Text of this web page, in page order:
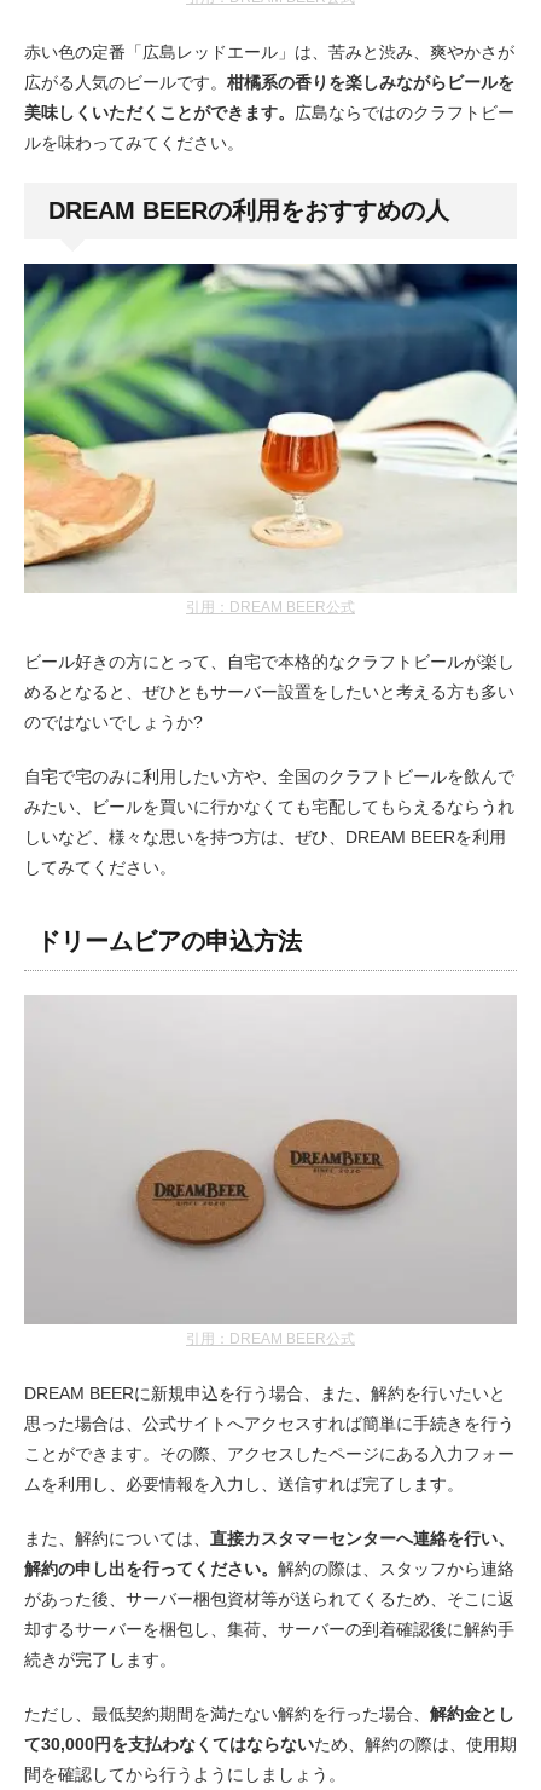
赤い色の定番「広島レッドエール」は、苦みと渋み、爽やかさが
広がる人気のビールです。 柑橘系の香りを楽しみながらビールを
美味しくいただくことができます。 広島ならではのクラフトビー
ルを味わってみてください。
DREAM BEERの利用をおすすめの人
引用：DREAM BEER公式
ビール好きの方にとって、自宅で本格的なクラフトビールが楽し
めるとなると、ぜひともサーバー設置をしたいと考える方も多い
のではないでしょうか?
自宅で宅のみに利用したい方や、全国のクラフトビールを飲んで
みたい、ビールを買いに行かなくても宅配してもらえるならうれ
しいなど、様々な思いを持つ方は、ぜひ、DREAM BEERを利用
してみてください。
ドリームビアの申込方法
引用：DREAM BEER公式
DREAM BEERに新規申込を行う場合、また、解約を行いたいと
思った場合は、公式サイトへアクセスすれば簡単に手続きを行う
ことができます。その際、アクセスしたページにある入力フォー
ムを利用し、必要情報を入力し、送信すれば完了します。
また、解約については、 直接カスタマーセンターへ連絡を行い、
解約の申し出を行ってください。 解約の際は、スタッフから連絡
があった後、サーバー梱包資材等が送られてくるため、そこに返
却するサーバーを梱包し、集荷、サーバーの到着確認後に解約手
続きが完了します。
ただし、最低契約期間を満たない解約を行った場合、 解約金とし
て30,000円を支払わなくてはならないため、解約の際は、使用期
間を確認してから行うようにしましょう。